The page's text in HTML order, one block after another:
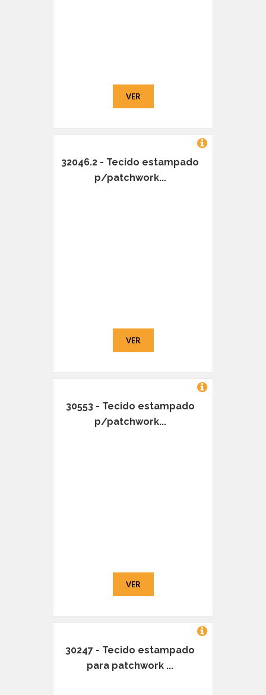
VER
32046.2 - Tecido estampado
p/patchwork...
VER
30553 - Tecido estampado
p/patchwork...
VER
30247 - Tecido estampado
para patchwork ...